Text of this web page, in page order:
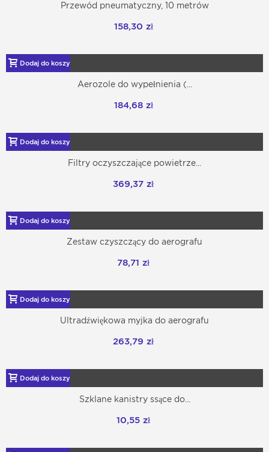
Przewód pneumatyczny, 10 metrów
158,30 zł
Dodaj do koszyka
Aerozole do wypełnienia (...
184,68 zł
Dodaj do koszyka
Filtry oczyszczające powietrze...
369,37 zł
Dodaj do koszyka
Zestaw czyszczący do aerografu
78,71 zł
Dodaj do koszyka
Ultradźwiękowa myjka do aerografu
263,79 zł
Dodaj do koszyka
Szklane kanistry ssące do...
10,55 zł